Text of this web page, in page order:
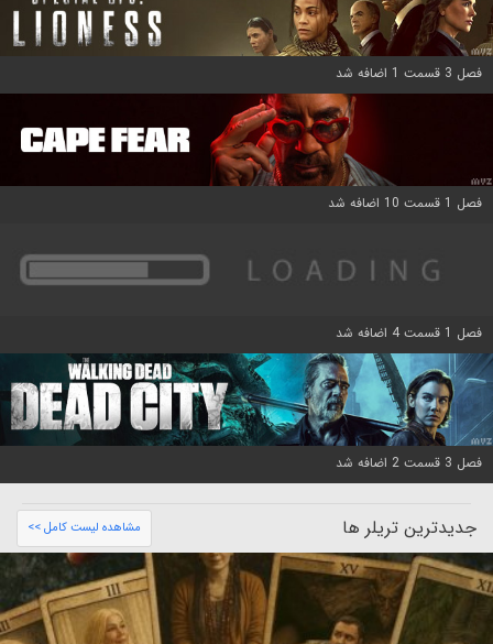
فصل 3 قسمت 1 اضافه شد
فصل 1 قسمت 10 اضافه شد
فصل 1 قسمت 4 اضافه شد
فصل 3 قسمت 2 اضافه شد
جدیدترین تریلر ها مشاهده لیست کامل >>